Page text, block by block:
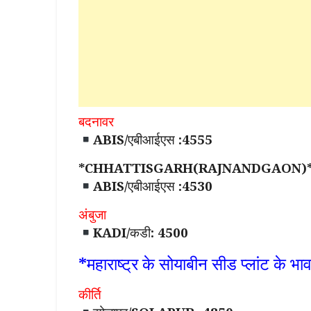
बदनावर
ABIS/एबीआईएस :4555
ABIS/एबीआईएस :4530
अंबुजा
KADI/कडी: 4500
*महाराष्ट्र के सोयाबीन सीड प्लांट के
कीर्ति